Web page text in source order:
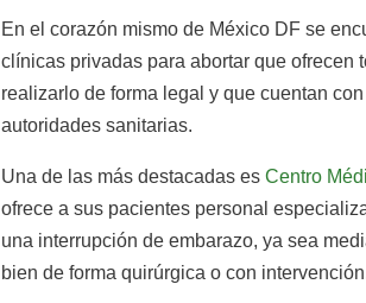
En el corazón mismo de México DF se
clínicas privadas para abortar que ofrecen
realizarlo de forma legal y que cuentan
autoridades sanitarias.
Una de las más destacadas es Centro
ofrece a sus pacientes personal
una interrupción de embarazo, ya sea
bien de forma quirúrgica o con